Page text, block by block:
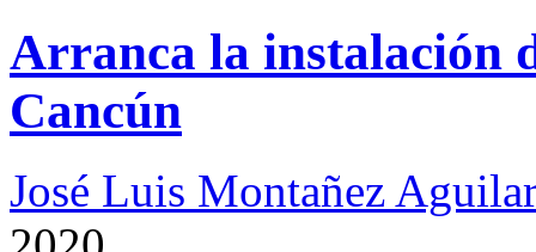
Arranca la instalación
Cancún
José Luis Montañez Aguilar